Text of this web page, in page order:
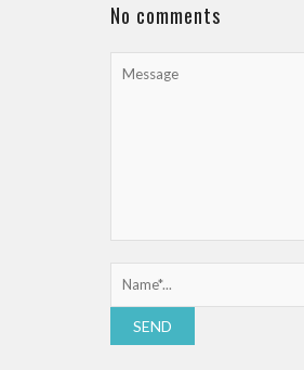
No comments